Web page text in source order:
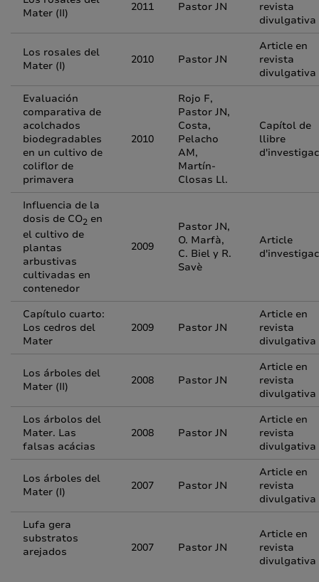
Mater (II)
2011 Pastor JN
revista
divulgativa
Los rosales del
Mater (I)
2010 Pastor JN
Article en
revista
divulgativa
Evaluación
comparativa de
acolchados
biodegradables
en un cultivo de
coliflor de
primavera
2010
Rojo F,
Pastor JN,
Costa,
Pelacho
AM,
Martín-
Closas Ll.
Capítol de
llibre
Influencia de la
dosis de CO2 en
el cultivo de
plantas
arbustivas
cultivadas en
contenedor
2009
Pastor JN,
O. Marfà,
C. Biel y R.
Savè
Article
Capítulo cuarto:
Los cedros del
Mater
2009 Pastor JN
Article en
revista
divulgativa
Los árboles del
Mater (II)
2008 Pastor JN
Article en
revista
divulgativa
Los árbolos del
Mater. Las
falsas acácias
2008 Pastor JN
Article en
revista
divulgativa
Los árboles del
Mater (I)
2007 Pastor JN
Article en
revista
divulgativa
Lufa gera
substratos
arejados
2007 Pastor JN
Article en
revista
divulgativa